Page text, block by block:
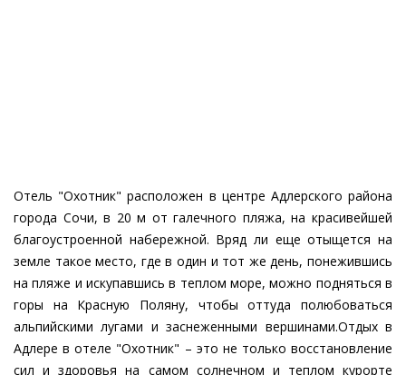
Отель "Охотник" расположен в центре Адлерского района
города Сочи, в 20 м от галечного пляжа, на красивейшей
благоустроенной набережной. Вряд ли еще отыщется на
земле такое место, где в один и тот же день, понежившись
на пляже и искупавшись в теплом море, можно подняться в
горы на Красную Поляну, чтобы оттуда полюбоваться
альпийскими лугами и заснеженными вершинами.Отдых в
Адлере в отеле "Охотник" – это не только восстановление
сил и здоровья на самом солнечном и теплом курорте